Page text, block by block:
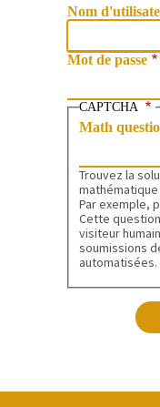
Nom
Mot de passe
CAPTCHA
Math
Trouvez la
Par exemple,
Cette
visiteur
soumissions
automatisées.